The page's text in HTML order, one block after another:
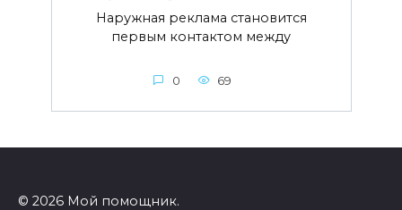
Наружная реклама становится
первым контактом между
0 69
© 2026 Мой помощник.